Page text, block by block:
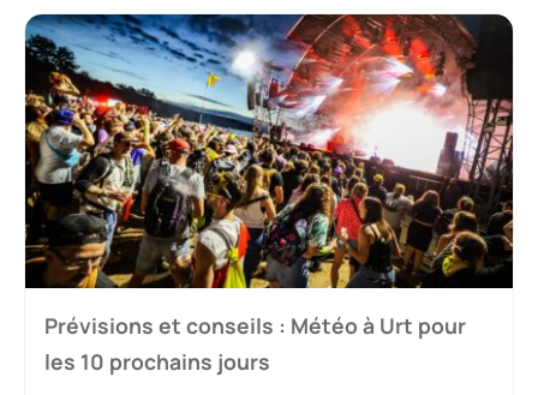
Prévisions et conseils : Météo à Urt pour
les 10 prochains jours